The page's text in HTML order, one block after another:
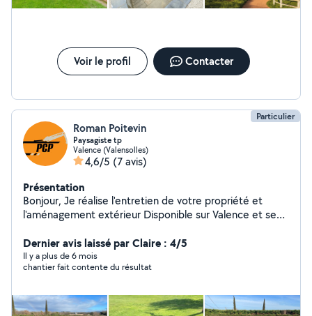
Voir le profil Contacter
Particulier
Roman Poitevin
Paysagiste tp
Valence (Valensolles)
4,6/5 (7 avis)
Présentation
Bonjour, Je réalise l'entretien de votre propriété et
l'aménagement extérieur Disponible sur Valence et ses
Dernier avis laissé par Claire : 4/5
Il y a plus de 6 mois
chantier fait contente du résultat